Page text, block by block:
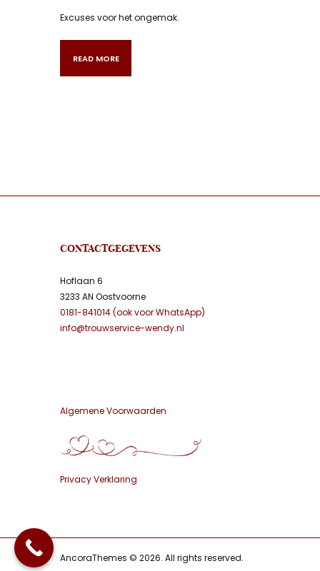
Excuses voor het ongemak.
READ MORE
CONTACTGEGEVENS
Hoflaan 6
3233 AN Oostvoorne
0181-841014 (ook voor WhatsApp)
info@trouwservice-wendy.nl
Algemene Voorwaarden
Privacy Verklaring
AncoraThemes © 2026. All rights reserved.